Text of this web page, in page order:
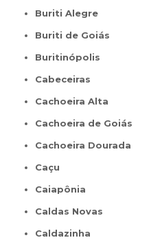
Buriti Alegre
Buriti de Goiás
Buritinópolis
Cabeceiras
Cachoeira Alta
Cachoeira de Goiás
Cachoeira Dourada
Caçu
Caiapônia
Caldas Novas
Caldazinha